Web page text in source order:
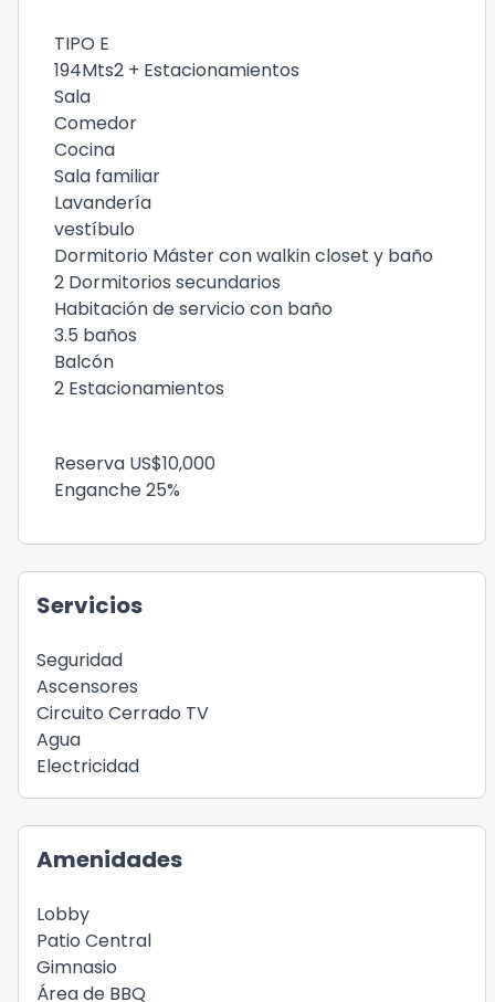
TIPO E
194Mts2 + Estacionamientos
Sala
Comedor
Cocina
Sala familiar
Lavandería
vestíbulo
Dormitorio Máster con walkin closet y baño
2 Dormitorios secundarios
Habitación de servicio con baño
3.5 baños
Balcón
2 Estacionamientos
Reserva US$10,000
Enganche 25%
Servicios
Seguridad
Ascensores
Circuito Cerrado TV
Agua
Electricidad
Amenidades
Lobby
Patio Central
Gimnasio
Área de BBQ